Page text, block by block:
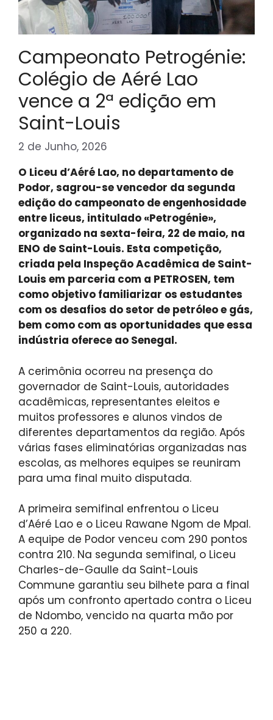
Campeonato Petrogénie:
Colégio de Aéré Lao
vence a 2ª edição em
Saint-Louis
2 de Junho, 2026
O Liceu d’Aéré Lao, no departamento de
Podor, sagrou-se vencedor da segunda
edição do campeonato de engenhosidade
entre liceus, intitulado «Petrogénie»,
organizado na sexta-feira, 22 de maio, na
ENO de Saint-Louis. Esta competição,
criada pela Inspeção Acadêmica de Saint-
Louis em parceria com a PETROSEN, tem
como objetivo familiarizar os estudantes
com os desafios do setor de petróleo e gás,
bem como com as oportunidades que essa
indústria oferece ao Senegal.
A cerimônia ocorreu na presença do
governador de Saint-Louis, autoridades
acadêmicas, representantes eleitos e
muitos professores e alunos vindos de
diferentes departamentos da região. Após
várias fases eliminatórias organizadas nas
escolas, as melhores equipes se reuniram
para uma final muito disputada.
A primeira semifinal enfrentou o Liceu
d’Aéré Lao e o Liceu Rawane Ngom de Mpal.
A equipe de Podor venceu com 290 pontos
contra 210. Na segunda semifinal, o Liceu
Charles-de-Gaulle da Saint-Louis
Commune garantiu seu bilhete para a final
após um confronto apertado contra o Liceu
de Ndombo, vencido na quarta mão por
250 a 220.